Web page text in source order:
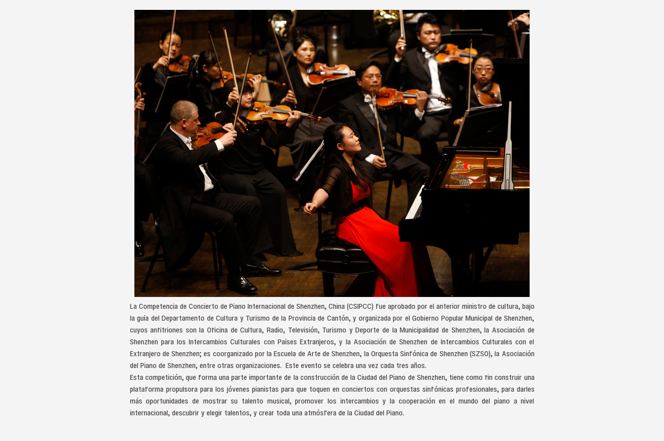
La Competencia de Concierto de Piano Internacional de Shenzhen, China (CSIPCC) fue aprobado por el anterior ministro de cultura, bajo
la guía del Departamento de Cultura y Turismo de la Provincia de Cantón, y organizada por el Gobierno Popular Municipal de Shenzhen,
cuyos anfitriones son la Oficina de Cultura, Radio, Televisión, Turismo y Deporte de la Municipalidad de Shenzhen, la Asociación de
Shenzhen para los Intercambios Culturales con Países Extranjeros, y la Asociación de Shenzhen de Intercambios Culturales con el
Extranjero de Shenzhen; es coorganizado por la Escuela de Arte de Shenzhen, la Orquesta Sinfónica de Shenzhen (SZSO), la Asociación
del Piano de Shenzhen, entre otras organizaciones. Este evento se celebra una vez cada tres años.
Esta competición, que forma una parte importante de la construcción de la Ciudad del Piano de Shenzhen, tiene como fin construir una
plataforma propulsora para los jóvenes pianistas para que toquen en conciertos con orquestas sinfónicas profesionales, para darles
más oportunidades de mostrar su talento musical, promover los intercambios y la cooperación en el mundo del piano a nivel
internacional, descubrir y elegir talentos, y crear toda una atmósfera de la Ciudad del Piano.